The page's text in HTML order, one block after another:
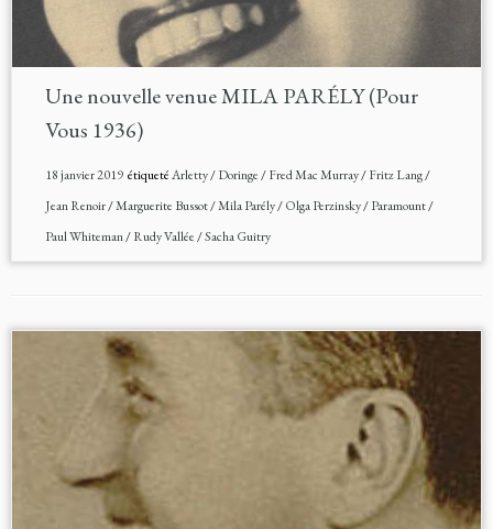
Une nouvelle venue MILA PARÉLY (Pour
Vous 1936)
18 janvier 2019étiquetéArletty/Doringe/Fred Mac Murray/Fritz Lang/
Jean Renoir/Marguerite Bussot/Mila Parély/Olga Perzinsky/Paramount/
Paul Whiteman/Rudy Vallée/Sacha Guitry